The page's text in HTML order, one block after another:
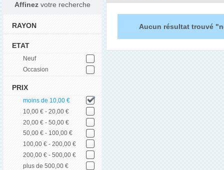
Affinez votre recherche
RAYON
ETAT
Neuf
Occasion
PRIX
moins de 10,00 €
10,00 € - 20,00 €
20,00 € - 50,00 €
50,00 € - 100,00 €
100,00 € - 200,00 €
200,00 € - 500,00 €
plus de 500,00 €
Aucun résultat trouvé